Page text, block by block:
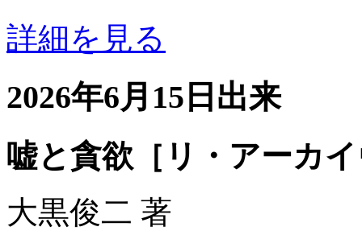
詳細を見る
2026年6月15日出来
嘘と貪欲［リ・アーカ
大黒俊二 著